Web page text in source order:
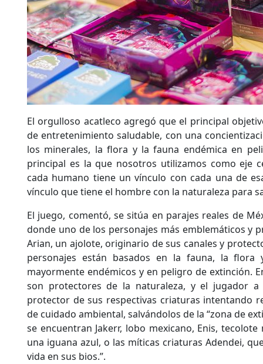
El orgulloso acatleco agregó que el principal
de entretenimiento saludable, con una
los minerales, la flora y la fauna endémica en
principal es la que nosotros utilizamos como eje
cada humano tiene un vínculo con cada una de
vínculo que tiene el hombre con la naturaleza para
El juego, comentó, se sitúa en parajes reales de
donde uno de los personajes más emblemáticos y
Arian, un ajolote, originario de sus canales y
personajes están basados en la fauna, la flora
mayormente endémicos y en peligro de extinción.
son protectores de la naturaleza, y el jugador a
protector de sus respectivas criaturas intentando
de cuidado ambiental, salvándolos de la “zona de
se encuentran Jakerr, lobo mexicano, Enis,
una iguana azul, o las míticas criaturas Adendei,
vida en sus bios.”.